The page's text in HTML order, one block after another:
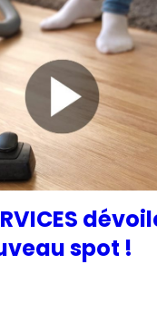
spot !